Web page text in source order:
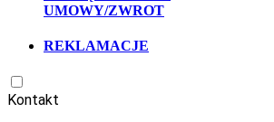
UMOWY/ZWROT
REKLAMACJE
Kontakt